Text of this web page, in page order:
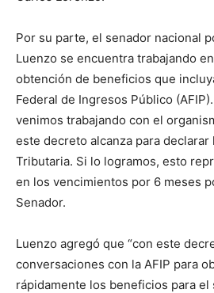
Por su parte, el senador nacional
Luenzo se encuentra trabajando
obtención de beneficios que
Federal de Ingresos Público
venimos trabajando con el
este decreto alcanza para declarar
Tributaria. Si lo logramos, esto
en los vencimientos por 6 meses
Senador.
Luenzo agregó que “con este
conversaciones con la AFIP para
rápidamente los beneficios para el